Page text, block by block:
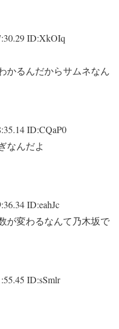
ID:XkOIq
かるんだからサムネなん
ID:CQaP0
なんだよ
ID:eahJc
が変わるなんて乃木坂で
ID:sSmlr